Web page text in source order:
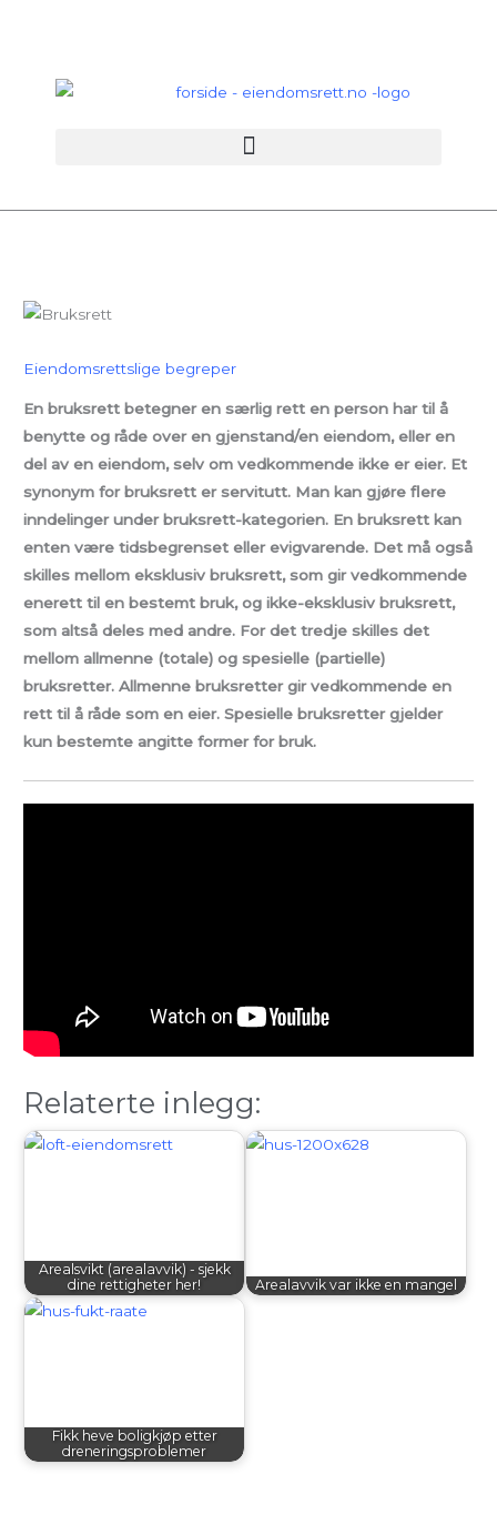
innholdet
Eiendomsrettslige begreper
En bruksrett betegner en særlig rett en person har til å
benytte og råde over en gjenstand/en eiendom, eller en
del av en eiendom, selv om vedkommende ikke er eier. Et
synonym for bruksrett er servitutt. Man kan gjøre flere
inndelinger under bruksrett-kategorien. En bruksrett kan
enten være tidsbegrenset eller evigvarende. Det må også
skilles mellom eksklusiv bruksrett, som gir vedkommende
enerett til en bestemt bruk, og ikke-eksklusiv bruksrett,
som altså deles med andre. For det tredje skilles det
mellom allmenne (totale) og spesielle (partielle)
bruksretter. Allmenne bruksretter gir vedkommende en
rett til å råde som en eier. Spesielle bruksretter gjelder
kun bestemte angitte former for bruk.
Relaterte inlegg:
Arealsvikt (arealavvik) - sjekk
dine rettigheter her!
Arealavvik var ikke en mangel
Fikk heve boligkjøp etter
dreneringsproblemer